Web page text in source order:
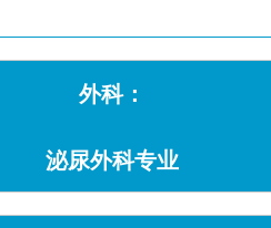
外科：
泌尿外科专业